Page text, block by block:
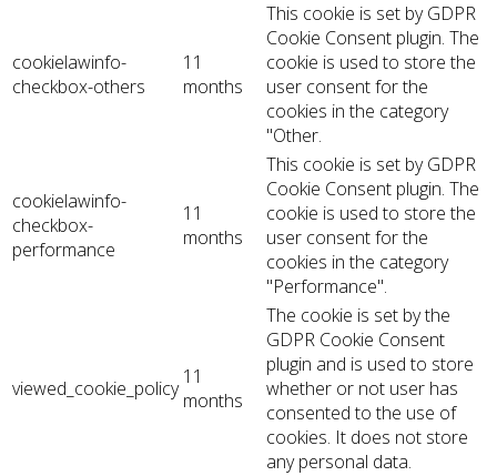
cookielawinfo-
checkbox-others
11
months
This cookie is set by GDPR
Cookie Consent plugin. The
cookie is used to store the
user consent for the
cookies in the category
"Other.
cookielawinfo-
checkbox-
performance
11
months
This cookie is set by GDPR
Cookie Consent plugin. The
cookie is used to store the
user consent for the
cookies in the category
"Performance".
viewed_cookie_policy 11
months
The cookie is set by the
GDPR Cookie Consent
plugin and is used to store
whether or not user has
consented to the use of
cookies. It does not store
any personal data.